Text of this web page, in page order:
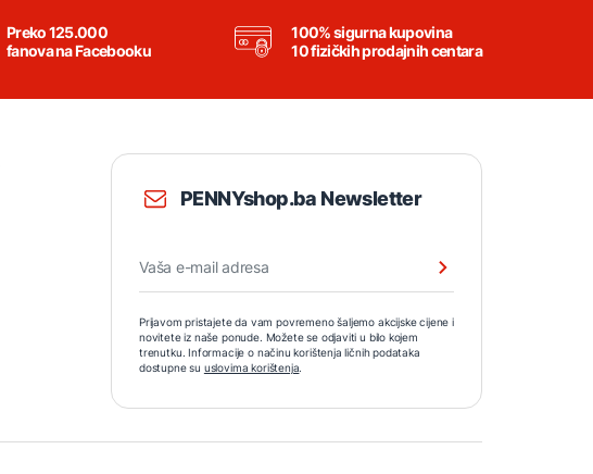
Preko 125.000
fanova na Facebooku
100% sigurna kupovina
10 fizičkih prodajnih centara
PENNYshop.ba Newsletter
Prijavom pristajete da vam povremeno šaljemo akcijske cijene i
novitete iz naše ponude. Možete se odjaviti u bilo kojem
trenutku. Informacije o načinu korištenja ličnih podataka
dostupne su uslovima korištenja.